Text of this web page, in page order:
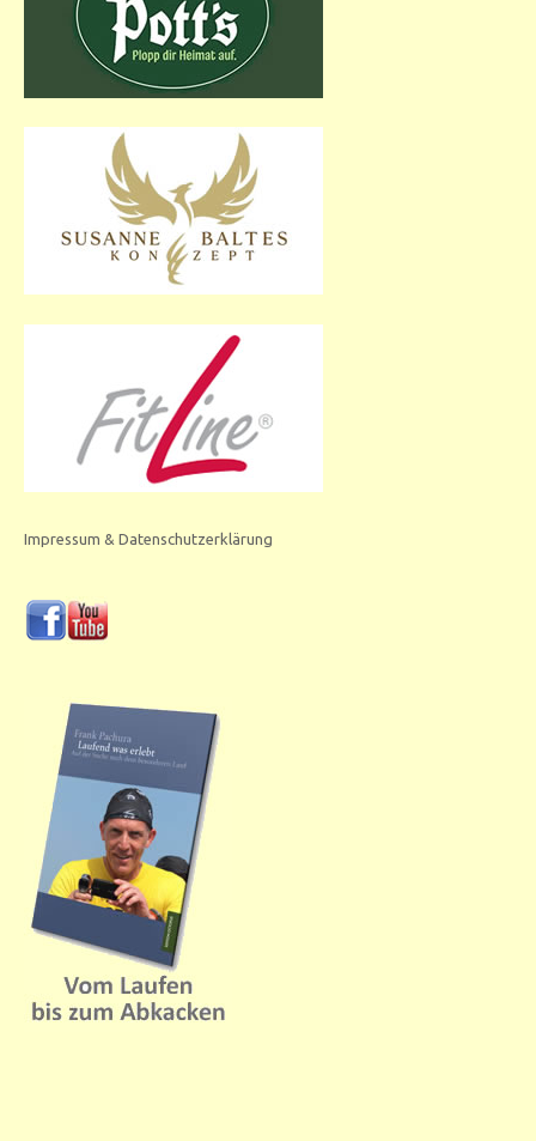
Impressum & Datenschutzerklärung